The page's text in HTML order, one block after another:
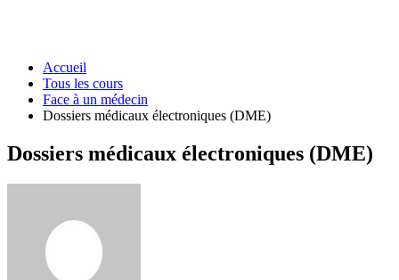
Accueil
Tous les cours
Face à un médecin
Dossiers médicaux électroniques (DME)
Dossiers médicaux électroniques (DME)